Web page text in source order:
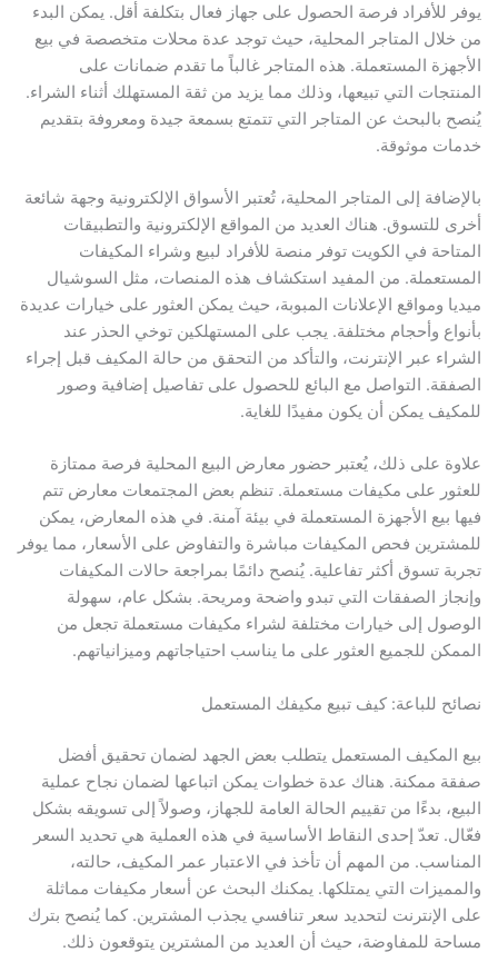
يوفر للأفراد فرصة الحصول على جهاز فعال بتكلفة أقل. يمكن البدء
من خلال المتاجر المحلية، حيث توجد عدة محلات متخصصة في بيع
الأجهزة المستعملة. هذه المتاجر غالباً ما تقدم ضمانات على
المنتجات التي تبيعها، وذلك مما يزيد من ثقة المستهلك أثناء الشراء.
يُنصح بالبحث عن المتاجر التي تتمتع بسمعة جيدة ومعروفة بتقديم
خدمات موثوقة.
بالإضافة إلى المتاجر المحلية، تُعتبر الأسواق الإلكترونية وجهة شائعة
أخرى للتسوق. هناك العديد من المواقع الإلكترونية والتطبيقات
المتاحة في الكويت توفر منصة للأفراد لبيع وشراء المكيفات
المستعملة. من المفيد استكشاف هذه المنصات، مثل السوشيال
ميديا ومواقع الإعلانات المبوبة، حيث يمكن العثور على خيارات عديدة
بأنواع وأحجام مختلفة. يجب على المستهلكين توخي الحذر عند
الشراء عبر الإنترنت، والتأكد من التحقق من حالة المكيف قبل إجراء
الصفقة. التواصل مع البائع للحصول على تفاصيل إضافية وصور
للمكيف يمكن أن يكون مفيدًا للغاية.
علاوة على ذلك، يُعتبر حضور معارض البيع المحلية فرصة ممتازة
للعثور على مكيفات مستعملة. تنظم بعض المجتمعات معارض تتم
فيها بيع الأجهزة المستعملة في بيئة آمنة. في هذه المعارض، يمكن
للمشترين فحص المكيفات مباشرة والتفاوض على الأسعار، مما يوفر
تجربة تسوق أكثر تفاعلية. يُنصح دائمًا بمراجعة حالات المكيفات
وإنجاز الصفقات التي تبدو واضحة ومريحة. بشكل عام، سهولة
الوصول إلى خيارات مختلفة لشراء مكيفات مستعملة تجعل من
الممكن للجميع العثور على ما يناسب احتياجاتهم وميزانياتهم.
نصائح للباعة: كيف تبيع مكيفك المستعمل
بيع المكيف المستعمل يتطلب بعض الجهد لضمان تحقيق أفضل
صفقة ممكنة. هناك عدة خطوات يمكن اتباعها لضمان نجاح عملية
البيع، بدءًا من تقييم الحالة العامة للجهاز، وصولاً إلى تسويقه بشكل
فعّال. تعدّ إحدى النقاط الأساسية في هذه العملية هي تحديد السعر
المناسب. من المهم أن تأخذ في الاعتبار عمر المكيف، حالته،
والمميزات التي يمتلكها. يمكنك البحث عن أسعار مكيفات مماثلة
على الإنترنت لتحديد سعر تنافسي يجذب المشترين. كما يُنصح بترك
مساحة للمفاوضة، حيث أن العديد من المشترين يتوقعون ذلك.